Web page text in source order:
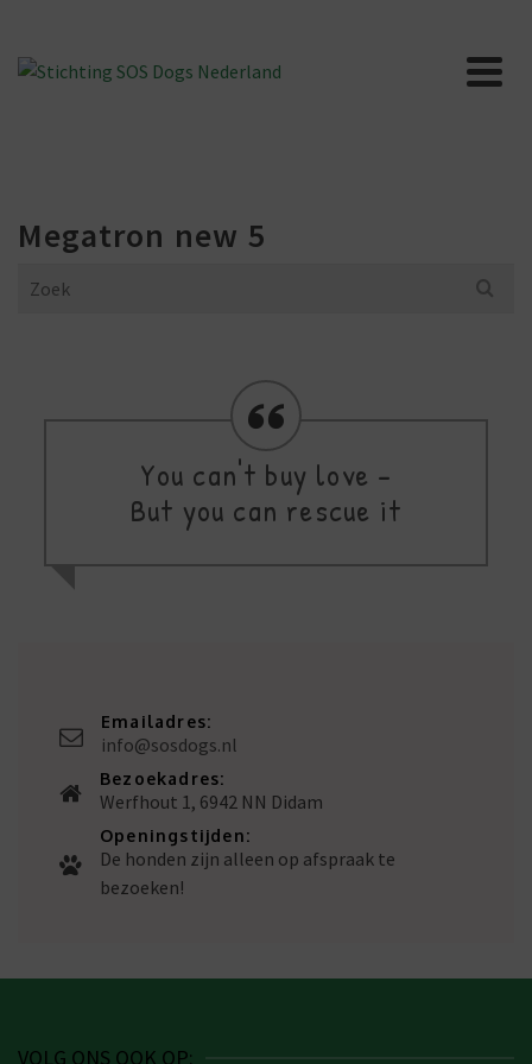
Megatron new 5
Search
You can't buy love -
But you can rescue it
Emailadres:
info@sosdogs.nl
Bezoekadres:
Werfhout 1, 6942 NN Didam
Openingstijden:
De honden zijn alleen op afspraak te
bezoeken!
VOLG ONS OOK OP: